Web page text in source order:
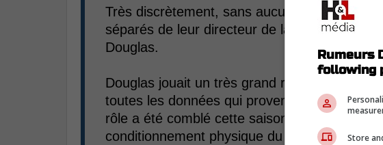
Très discrètement, sans aucune annonce,
séparés de leur directeur de la science du
Douglas.
Douglas jouait un très grand rôle au «
toutes les données qui provenaient des
rôle a été comblé cette saison par Dale
conditionnement physique du Tricolore. (Il
Rumeurs
following
Store